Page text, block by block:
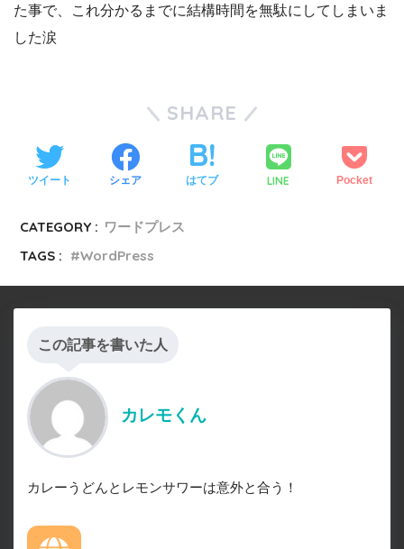
た事で、これ分かるまでに結構時間を無駄にしてしまいま
した涙
SHARE
ツイート シェア はてブ LINE Pocket
CATEGORY : ワードプレス
TAGS :
WordPress
この記事を書いた人
カレモくん
カレーうどんとレモンサワーは意外と合う！